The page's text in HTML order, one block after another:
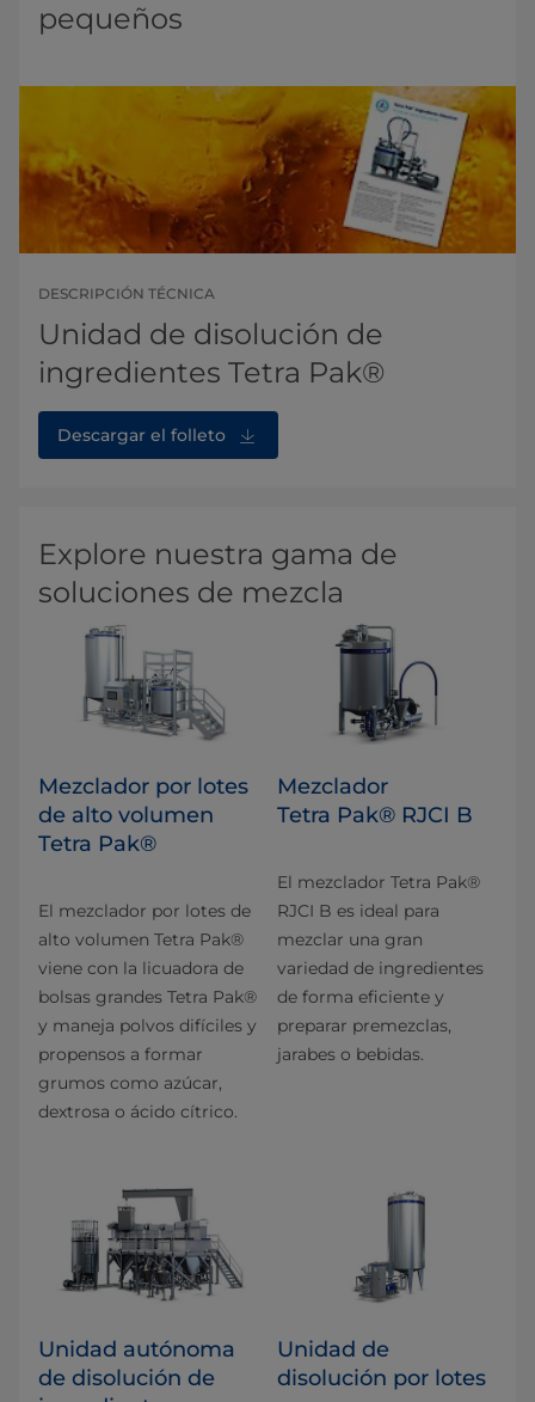
pequeños
DESCRIPCIÓN TÉCNICA
Unidad de disolución de
ingredientes Tetra Pak®
Descargar el folleto
Explore nuestra gama de
soluciones de mezcla
Mezclador por lotes
de alto volumen
Tetra Pak®
El mezclador por lotes de
alto volumen Tetra Pak®
viene con la licuadora de
bolsas grandes Tetra Pak®
y maneja polvos difíciles y
propensos a formar
grumos como azúcar,
dextrosa o ácido cítrico.
Mezclador
Tetra Pak® RJCI B
El mezclador Tetra Pak®
RJCI B es ideal para
mezclar una gran
variedad de ingredientes
de forma eficiente y
preparar premezclas,
jarabes o bebidas.
Unidad autónoma
de disolución de
Unidad de
disolución por lotes